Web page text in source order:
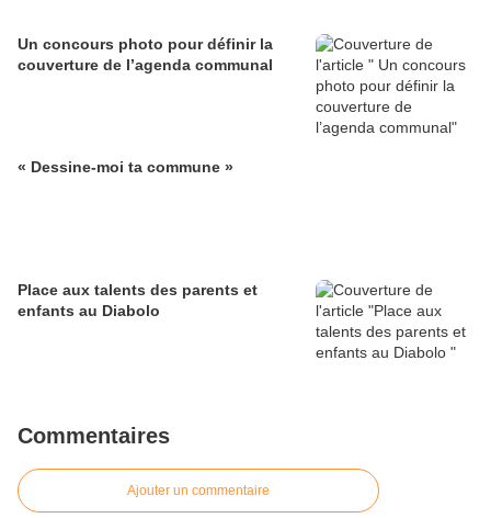
Un concours photo pour définir la
couverture de l’agenda communal
« Dessine-moi ta commune »
Place aux talents des parents et
enfants au Diabolo
Commentaires
Ajouter un commentaire